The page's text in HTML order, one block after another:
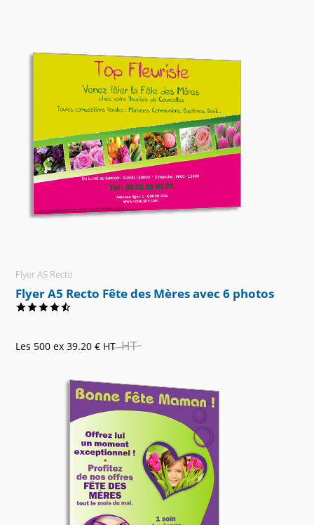
Flyer A5 Recto
Flyer A5 Recto Fête des Mères avec 6 photos
Les 500 ex 39.20 € HT HT